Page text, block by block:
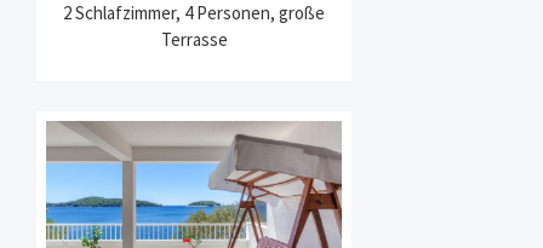
2 Schlafzimmer, 4 Personen, große
Terrasse